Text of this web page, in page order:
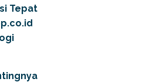
Tepat